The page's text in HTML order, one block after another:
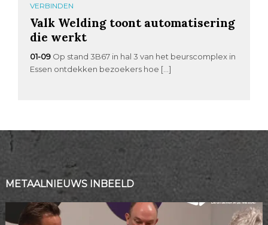
VERBINDEN
Valk Welding toont automatisering
die werkt
01-09 Op stand 3B67 in hal 3 van het beurscomplex in
Essen ontdekken bezoekers hoe […]
METAALNIEUWS INBEELD